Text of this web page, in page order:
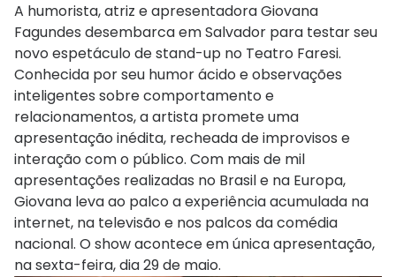
A humorista, atriz e apresentadora Giovana
Fagundes desembarca em Salvador para testar seu
novo espetáculo de stand-up no Teatro Faresi.
Conhecida por seu humor ácido e observações
inteligentes sobre comportamento e
relacionamentos, a artista promete uma
apresentação inédita, recheada de improvisos e
interação com o público. Com mais de mil
apresentações realizadas no Brasil e na Europa,
Giovana leva ao palco a experiência acumulada na
internet, na televisão e nos palcos da comédia
nacional. O show acontece em única apresentação,
na sexta-feira, dia 29 de maio.